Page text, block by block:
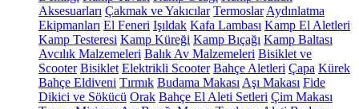
Aksesuarları Çakmak ve Yakıcılar Termoslar Aydınlatma
Ekipmanları El Feneri Işıldak Kafa Lambası Kamp El Aletleri
Kamp Testeresi Kamp Küreği Kamp Bıçağı Kamp Baltası
Avcılık Malzemeleri Balık Av Malzemeleri Bisiklet ve
Scooter Bisiklet Elektrikli Scooter Bahçe Aletleri Çapa Kürek
Bahçe Eldiveni Tırmık Budama Makası Aşı Makası Fide
Dikici ve Sökücü Orak Bahçe El Aleti Setleri Çim Makası